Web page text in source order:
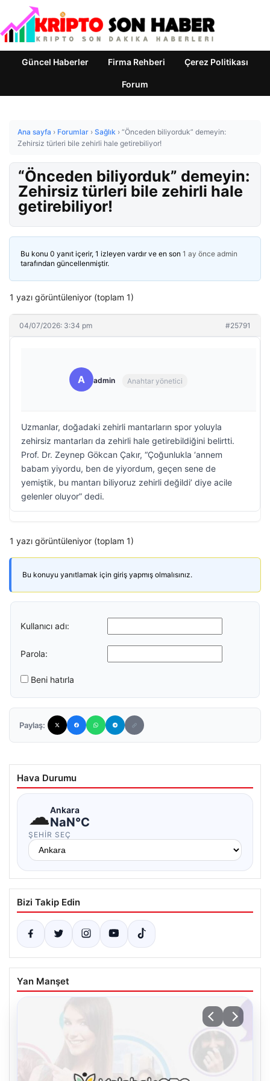
Güncel Haberler Firma Rehberi Çerez Politikası
Forum
Ana sayfa › Forumlar › Sağlık › “Önceden biliyorduk” demeyin:
Zehirsiz türleri bile zehirli hale getirebiliyor!
“Önceden biliyorduk” demeyin:
Zehirsiz türleri bile zehirli hale
getirebiliyor!
Bu konu 0 yanıt içerir, 1 izleyen vardır ve en son 1 ay önce admin
tarafından güncellenmiştir.
1 yazı görüntüleniyor (toplam 1)
04/07/2026: 3:34 pm #25791
A admin Anahtar yönetici
Uzmanlar, doğadaki zehirli mantarların spor yoluyla
zehirsiz mantarları da zehirli hale getirebildiğini belirtti.
Prof. Dr. Zeynep Gökcan Çakır, “Çoğunlukla ‘annem
babam yiyordu, ben de yiyordum, geçen sene de
yemiştik, bu mantarı biliyoruz zehirli değildi’ diye acile
gelenler oluyor” dedi.
1 yazı görüntüleniyor (toplam 1)
Bu konuyu yanıtlamak için giriş yapmış olmalısınız.
Kullanıcı adı:
Parola:
Beni hatırla
Paylaş:
Hava Durumu
☁Ankara
NaN°C
ŞEHIR SEÇ
Bizi Takip Edin
Yan Manşet